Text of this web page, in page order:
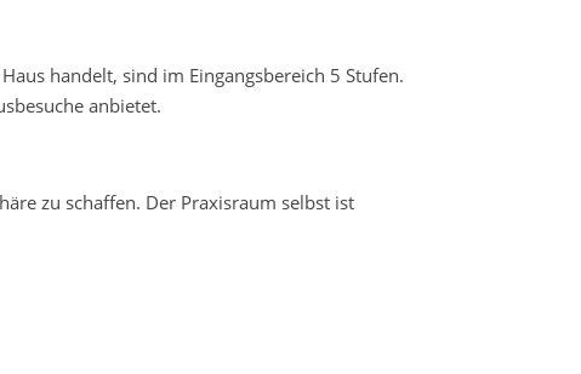
handelt, sind im Eingangsbereich 5 Stufen.
anbietet.
zu schaffen. Der Praxisraum selbst ist